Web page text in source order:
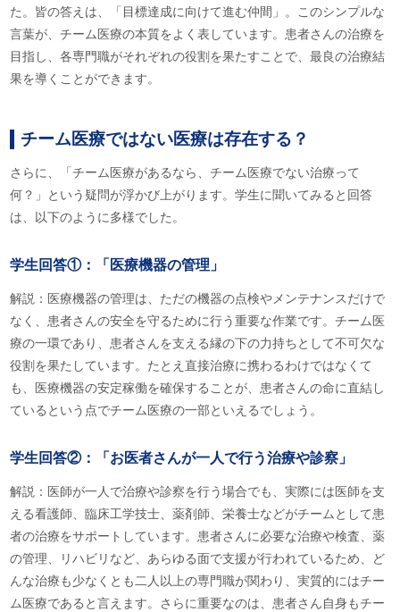
た。皆の答えは、「目標達成に向けて進む仲間」。このシンプルな
言葉が、チーム医療の本質をよく表しています。患者さんの治療を
目指し、各専門職がそれぞれの役割を果たすことで、最良の治療結
果を導くことができます。
チーム医療ではない医療は存在する？
さらに、「チーム医療があるなら、チーム医療でない治療って
何？」という疑問が浮かび上がります。学生に聞いてみると回答
は、以下のように多様でした。
学生回答①：「医療機器の管理」
解説：医療機器の管理は、ただの機器の点検やメンテナンスだけで
なく、患者さんの安全を守るために行う重要な作業です。チーム医
療の一環であり、患者さんを支える縁の下の力持ちとして不可欠な
役割を果たしています。たとえ直接治療に携わるわけではなくて
も、医療機器の安定稼働を確保することが、患者さんの命に直結し
ているという点でチーム医療の一部といえるでしょう。
学生回答②：「お医者さんが一人で行う治療や診察」
解説：医師が一人で治療や診察を行う場合でも、実際には医師を支
える看護師、臨床工学技士、薬剤師、栄養士などがチームとして患
者の治療をサポートしています。患者さんに必要な治療や検査、薬
の管理、リハビリなど、あらゆる面で支援が行われているため、ど
んな治療も少なくとも二人以上の専門職が関わり、実質的にはチー
ム医療であると言えます。さらに重要なのは、患者さん自身もチー